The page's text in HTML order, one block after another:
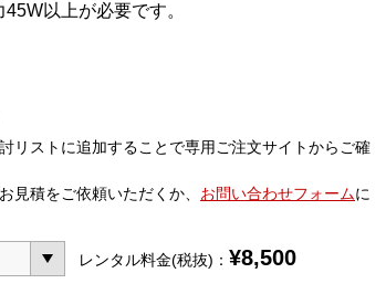
以上が必要です。
リストに追加することで専用ご注文サイトからご確
見積をご依頼いただくか、 お問い合わせフォームに
レンタル料金(税抜)： ¥8,500